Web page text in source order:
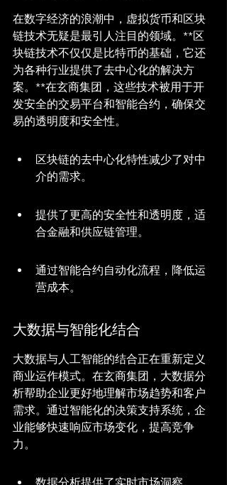
在数字经济的浪潮中，虚拟货币和区块
链技术无疑是最引人注目的领域。**区
块链技术不仅仅是比特币的基础，它还
为各种行业提供了去中心化的解决方
案。**在玄商集团，这些技术被用于开
发安全的交易平台和智能合约，确保交
易的透明度和安全性。
区块链的去中心化特性减少了对中
介的需求。
提供了更高的安全性和透明度，适
合金融和供应链管理。
通过智能合约自动化流程，降低运
营成本。
大数据与智能化结合
大数据与人工智能的结合正在重新定义
商业运作模式。在玄商集团，大数据分
析帮助企业更好地理解市场趋势和客户
需求。通过智能化的决策支持系统，企
业能够快速响应市场变化，提高竞争
力。